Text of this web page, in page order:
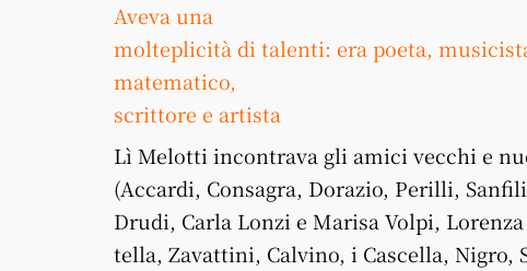
Aveva una
molteplicità di talenti: era poeta,
matematico,
scrittore e artista
Lì Melotti incontrava gli amici vecchi e
(Ac­cardi, Consagra, Dorazio, Perilli,
Drudi, Carla Lonzi e Marisa Volpi,
tel­la, Zavattini, Calvino, i Cascel­la, Nigro,